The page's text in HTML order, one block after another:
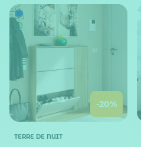
-20%
TERRE DE NUIT